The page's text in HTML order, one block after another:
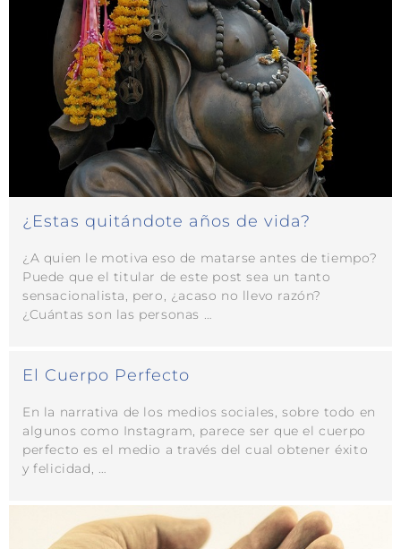
¿Estas quitándote años de vida?
¿A quien le motiva eso de matarse antes de tiempo?
Puede que el titular de este post sea un tanto
sensacionalista, pero, ¿acaso no llevo razón?
¿Cuántas son las personas …
El Cuerpo Perfecto
En la narrativa de los medios sociales, sobre todo en
algunos como Instagram, parece ser que el cuerpo
perfecto es el medio a través del cual obtener éxito
y felicidad, …